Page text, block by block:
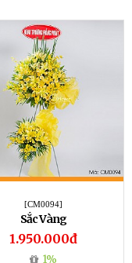
[CM0094]
Sắc Vàng
1.950.000đ
1%